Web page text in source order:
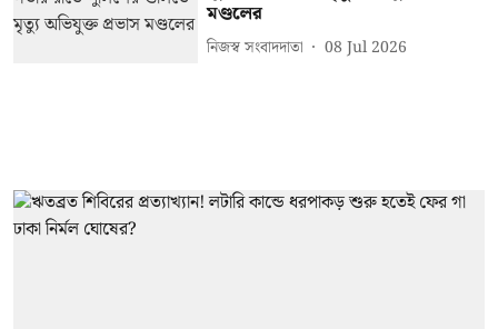
মণ্ডলের
নিজস্ব সংবাদদাতা 08 Jul 2026